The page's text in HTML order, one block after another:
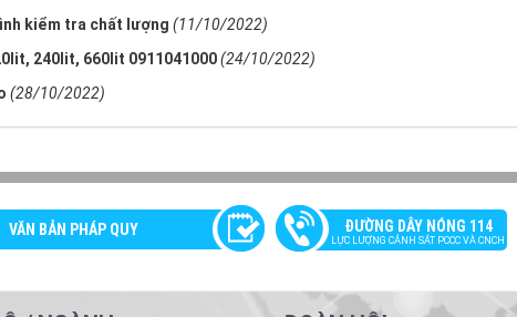
kiểm tra chất lượng (11/10/2022)
240lit, 660lit 0911041000(24/10/2022)
(28/10/2022)
VĂN BẢN PHÁP QUY ĐƯỜNG DÂY NÓNG 114
LỰC LƯỢNG CẢNH SÁT PCCC VÀ CNCH